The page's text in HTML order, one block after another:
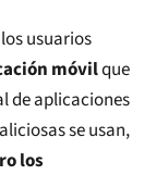
usuarios
móvilque
de aplicaciones
se usan,
los